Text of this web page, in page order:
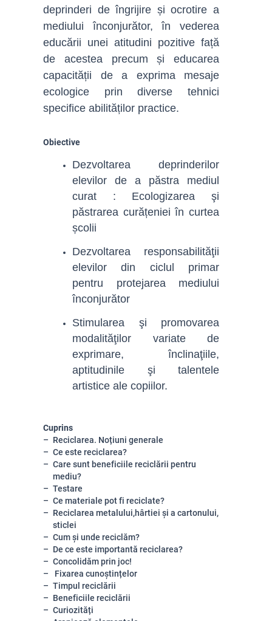
deprinderi de îngrijire și ocrotire a
mediului înconjurător, în vederea
educării unei atitudini pozitive față
de acestea precum și educarea
capacității de a exprima mesaje
ecologice prin diverse tehnici
specifice abilităților practice.
Obiective
Dezvoltarea deprinderilor
elevilor de a păstra mediul
curat : Ecologizarea şi
păstrarea curățeniei în curtea
școlii
Dezvoltarea responsabilităţii
elevilor din ciclul primar
pentru protejarea mediului
înconjurător
Stimularea şi promovarea
modalităţilor variate de
exprimare, înclinaţiile,
aptitudinile şi talentele
artistice ale copiilor.
Cuprins
Reciclarea. Noțiuni generale
Ce este reciclarea?
Care sunt beneficiile reciclării pentru
mediu?
Testare
Ce materiale pot fi reciclate?
Reciclarea metalului,hârtiei și a cartonului,
sticlei
Cum și unde reciclăm?
De ce este importantă reciclarea?
Concolidăm prin joc!
Fixarea cunoștințelor
Timpul reciclării
Beneficiile reciclării
Curiozități